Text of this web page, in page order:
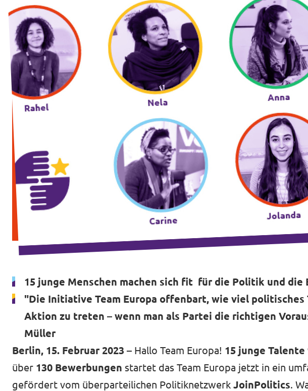
Mitmachen
Transparenz
Datenschutz
Impressum
Kontakt
15 junge Menschen machen sich fit für die Politik und die
"Die Initiative Team Europa offenbart, wie viel
Aktion zu treten – wenn man als Partei die richtigen
Müller
Berlin, 15. Februar 2023 – Hallo Team Europa! 15 junge Talente
über 130 Bewerbungen startet das Team Europa jetzt in ein
gefördert vom überparteilichen Politiknetzwerk JoinPolitics.